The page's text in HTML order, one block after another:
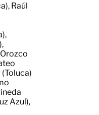
Raúl
Azul),